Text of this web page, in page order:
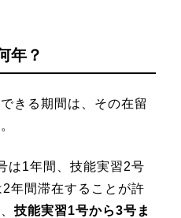
年？
きる期間は、その在留
は1年間、技能実習2号
年間滞在することが許
技能実習1号から3号ま